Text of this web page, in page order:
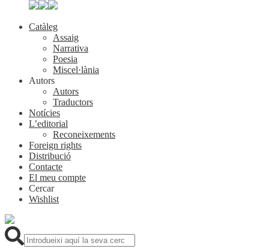
Catàleg
Assaig
Narrativa
Poesia
Miscel·lània
Autors
Autors
Traductors
Notícies
L’editorial
Reconeixements
Foreign rights
Distribució
Contacte
El meu compte
Cercar
Wishlist